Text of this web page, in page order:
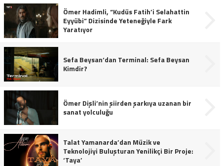
Ömer Hadimli, “Kudüs Fatih’i Selahattin
Eyyübi” Dizisinde Yeteneğiyle Fark
Yaratıyor
Sefa Beysan‘dan Terminal: Sefa Beysan
Kimdir?
Ömer Dişli’nin şiirden şarkıya uzanan bir
sanat yolculuğu
Talat Yamanarda’dan Müzik ve
Teknolojiyi Buluşturan Yenilikçi Bir Proje:
‘Taya’